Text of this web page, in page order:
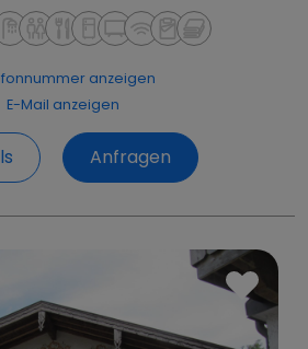
anzeigen
E-Mail anzeigen
Anfragen